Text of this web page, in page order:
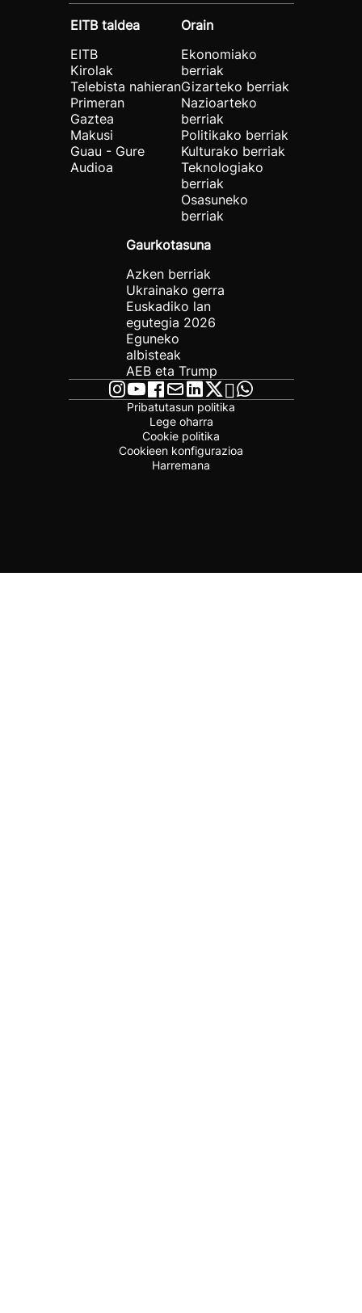
EITB taldea
EITB
Kirolak
Telebista nahieran
Primeran
Gaztea
Makusi
Guau - Gure
Audioa
Orain
Ekonomiako
berriak
Gizarteko berriak
Nazioarteko
berriak
Politikako berriak
Kulturako berriak
Teknologiako
berriak
Osasuneko
berriak
Gaurkotasuna
Azken berriak
Ukrainako gerra
Euskadiko lan
egutegia 2026
Eguneko
albisteak
AEB eta Trump
Pribatutasun politika
Lege oharra
Cookie politika
Cookieen konfigurazioa
Harremana